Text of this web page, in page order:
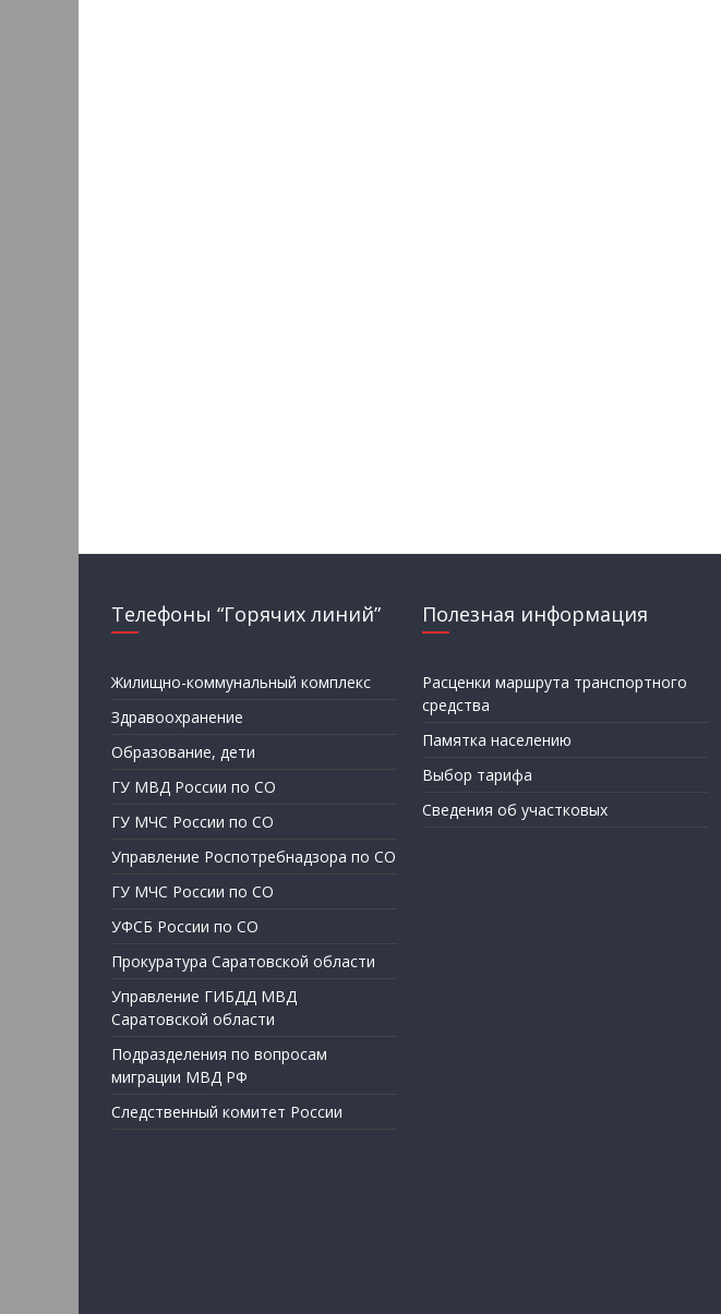
Телефоны “Горячих линий”
Жилищно-коммунальный комплекс
Здравоохранение
Образование, дети
ГУ МВД России по СО
ГУ МЧС России по СО
Управление Роспотребнадзора по СО
ГУ МЧС России по СО
УФСБ России по СО
Прокуратура Саратовской области
Управление ГИБДД МВД
Саратовской области
Подразделения по вопросам
миграции МВД РФ
Следственный комитет России
Полезная информация
Расценки маршрута транспортного
средства
Памятка населению
Выбор тарифа
Сведения об участковых